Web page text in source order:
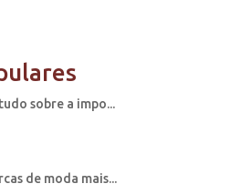
sobre a impo...
de moda mais...